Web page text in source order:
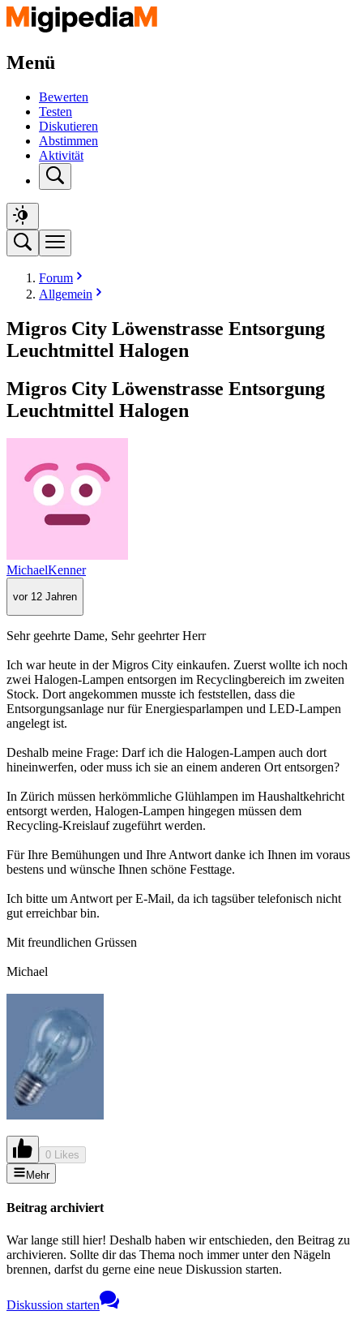
Menü
Bewerten
Testen
Diskutieren
Abstimmen
Aktivität
Forum
Allgemein
Migros City Löwenstrasse Entsorgung
Leuchtmittel Halogen
Migros City Löwenstrasse Entsorgung
Leuchtmittel Halogen
MichaelKenner
vor 12 Jahren
Sehr geehrte Dame, Sehr geehrter Herr
Ich war heute in der Migros City einkaufen. Zuerst wollte ich noch
zwei Halogen-Lampen entsorgen im Recyclingbereich im zweiten
Stock. Dort angekommen musste ich feststellen, dass die
Entsorgungsanlage nur für Energiesparlampen und LED-Lampen
angelegt ist.
Deshalb meine Frage: Darf ich die Halogen-Lampen auch dort
hineinwerfen, oder muss ich sie an einem anderen Ort entsorgen?
In Zürich müssen herkömmliche Glühlampen im Haushaltkehricht
entsorgt werden, Halogen-Lampen hingegen müssen dem
Recycling-Kreislauf zugeführt werden.
Für Ihre Bemühungen und Ihre Antwort danke ich Ihnen im voraus
bestens und wünsche Ihnen schöne Festtage.
Ich bitte um Antwort per E-Mail, da ich tagsüber telefonisch nicht
gut erreichbar bin.
Mit freundlichen Grüssen
Michael
0 Likes
Mehr
Beitrag archiviert
War lange still hier! Deshalb haben wir entschieden, den Beitrag zu
archivieren. Sollte dir das Thema noch immer unter den Nägeln
brennen, darfst du gerne eine neue Diskussion starten.
Diskussion starten